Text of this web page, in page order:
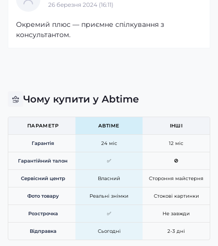
26 березня 2024 (16:11)
Окремий плюс — приємне спілкування з
консультантом.
Чому купити у Abtime
ПАРАМЕТР ABTIME ІНШІ
Гарантія 24 міс 12 міс
Гарантійний талон ✅ 🚫
Сервісний центр Власний Стороння майстерня
Фото товару Реальні знімки Стокові картинки
Розстрочка ✅ Не завжди
Відправка Сьогодні 2-3 дні